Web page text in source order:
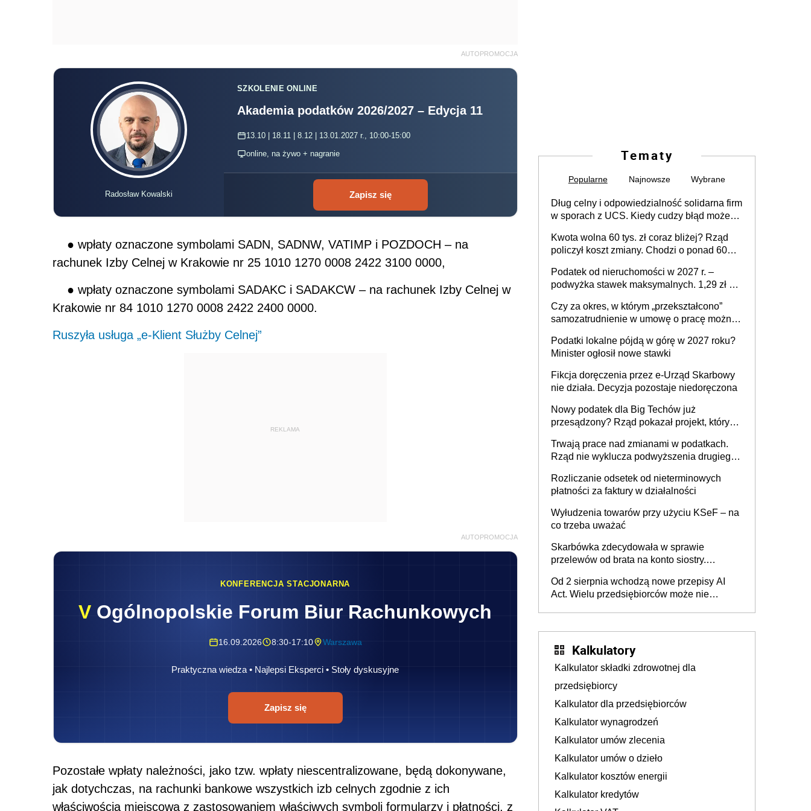
AUTOPROMOCJA
Radosław Kowalski
SZKOLENIE ONLINE
Akademia podatków 2026/2027 – Edycja 11
13.10 | 18.11 | 8.12 | 13.01.2027 r., 10:00-15:00
online, na żywo + nagranie
Zapisz się
● wpłaty oznaczone symbolami SADN, SADNW, VATIMP i POZDOCH – na
rachunek Izby Celnej w Krakowie nr 25 1010 1270 0008 2422 3100 0000,
● wpłaty oznaczone symbolami SADAKC i SADAKCW – na rachunek Izby Celnej w
Krakowie nr 84 1010 1270 0008 2422 2400 0000.
Ruszyła usługa „e-Klient Służby Celnej”
REKLAMA
AUTOPROMOCJA
KONFERENCJA STACJONARNA
V Ogólnopolskie Forum Biur Rachunkowych
16.09.2026 8:30-17:10 Warszawa
Praktyczna wiedza • Najlepsi Eksperci • Stoły dyskusyjne
Zapisz się
Pozostałe wpłaty należności, jako tzw. wpłaty niescentralizowane, będą dokonywane,
jak dotychczas, na rachunki bankowe wszystkich izb celnych zgodnie z ich
właściwością miejscową z zastosowaniem właściwych symboli formularzy i płatności, z
Tematy
Popularne Najnowsze Wybrane
Dług celny i odpowiedzialność solidarna firm
w sporach z UCS. Kiedy cudzy błąd może
Kwota wolna 60 tys. zł coraz bliżej? Rząd
policzył koszt zmiany. Chodzi o ponad 60
Podatek od nieruchomości w 2027 r. –
podwyżka stawek maksymalnych. 1,29 zł za
budynków i lokali związanych z
prowadzeniem działalności gospodarczej
Czy za okres, w którym „przekształcono”
samozatrudnienie w umowę o pracę można
umowy cywilnoprawnej jedynym
racjonalnym wyjściem
Podatki lokalne pójdą w górę w 2027 roku?
Minister ogłosił nowe stawki
Fikcja doręczenia przez e-Urząd Skarbowy
nie działa. Decyzja pozostaje niedoręczona
Nowy podatek dla Big Techów już
przesądzony? Rząd pokazał projekt, który
Trwają prace nad zmianami w podatkach.
Rząd nie wyklucza podwyższenia drugiego
Rozliczanie odsetek od nieterminowych
płatności za faktury w działalności
Wyłudzenia towarów przy użyciu KSeF – na
co trzeba uważać
Skarbówka zdecydowała w sprawie
przelewów od brata na konto siostry.
darowizna, ale podatku jednak nie będzie
Od 2 sierpnia wchodzą nowe przepisy AI
Act. Wielu przedsiębiorców może nie
Kalkulatory
Kalkulator składki zdrowotnej dla
przedsiębiorcy
Kalkulator dla przedsiębiorców
Kalkulator wynagrodzeń
Kalkulator umów zlecenia
Kalkulator umów o dzieło
Kalkulator kosztów energii
Kalkulator kredytów